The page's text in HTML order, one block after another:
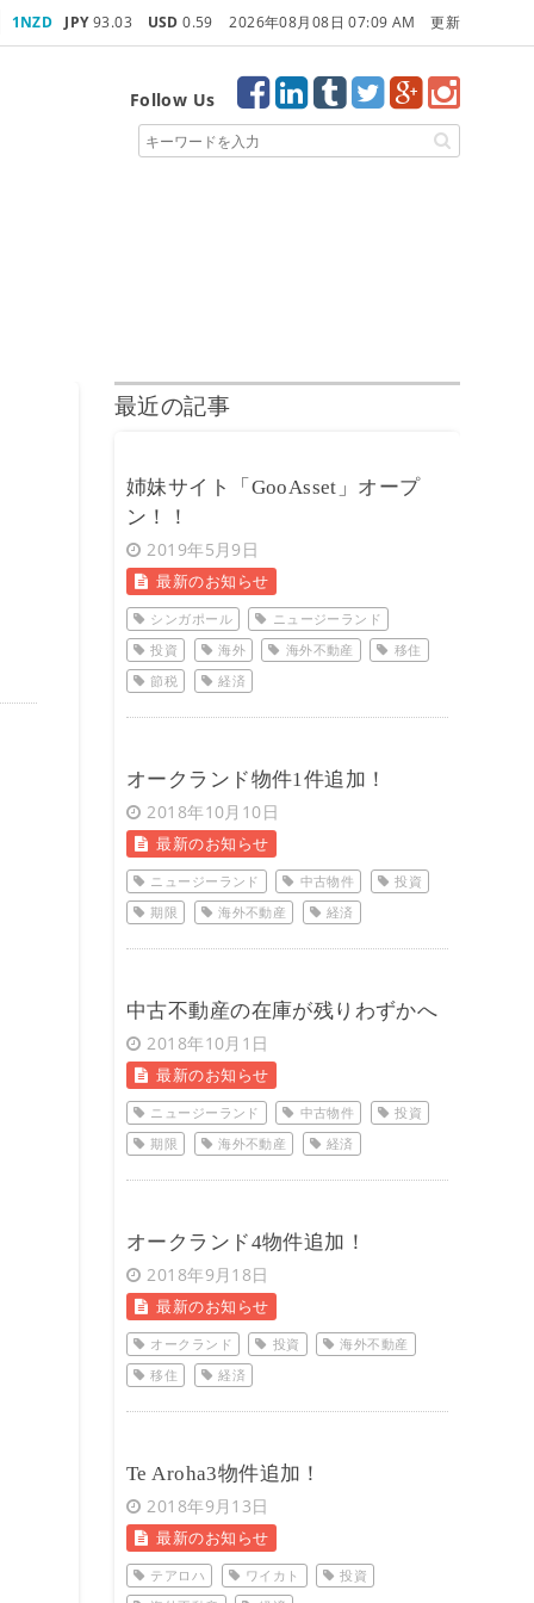
1NZD JPY93.03 USD 0.59 2026年08月08日 07:09 AM 更新
Follow Us
最近の記事
姉妹サイト「GooAsset」オープ
ン！！
2019年5月9日
最新のお知らせ
シンガポール
ニュージーランド
投資
海外 海外不動産
移住
節税
経済
オークランド物件1件追加！
2018年10月10日
最新のお知らせ
ニュージーランド 中古物件
投資
期限
海外不動産 経済
中古不動産の在庫が残りわずかへ
2018年10月1日
最新のお知らせ
ニュージーランド 中古物件
投資
期限
海外不動産 経済
オークランド4物件追加！
2018年9月18日
最新のお知らせ
オークランド 投資
海外不動産
移住
経済
Te Aroha3物件追加！
2018年9月13日
最新のお知らせ
テアロハ ワイカト
投資